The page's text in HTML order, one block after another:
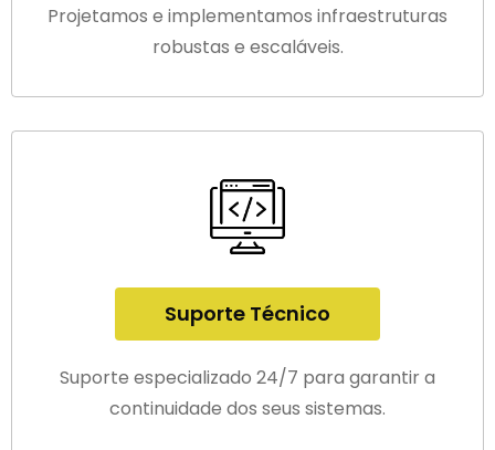
Projetamos e implementamos infraestruturas
robustas e escaláveis.
Suporte Técnico
Suporte especializado 24/7 para garantir a
continuidade dos seus sistemas.